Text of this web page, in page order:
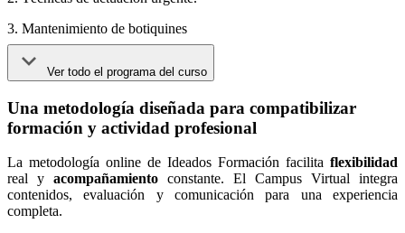
3. Mantenimiento de botiquines
Ver todo el programa del curso
Una metodología diseñada para compatibilizar
formación y actividad profesional
La metodología online de Ideados Formación facilita flexibilidad
real y acompañamiento constante. El Campus Virtual integra
contenidos, evaluación y comunicación para una experiencia
completa.